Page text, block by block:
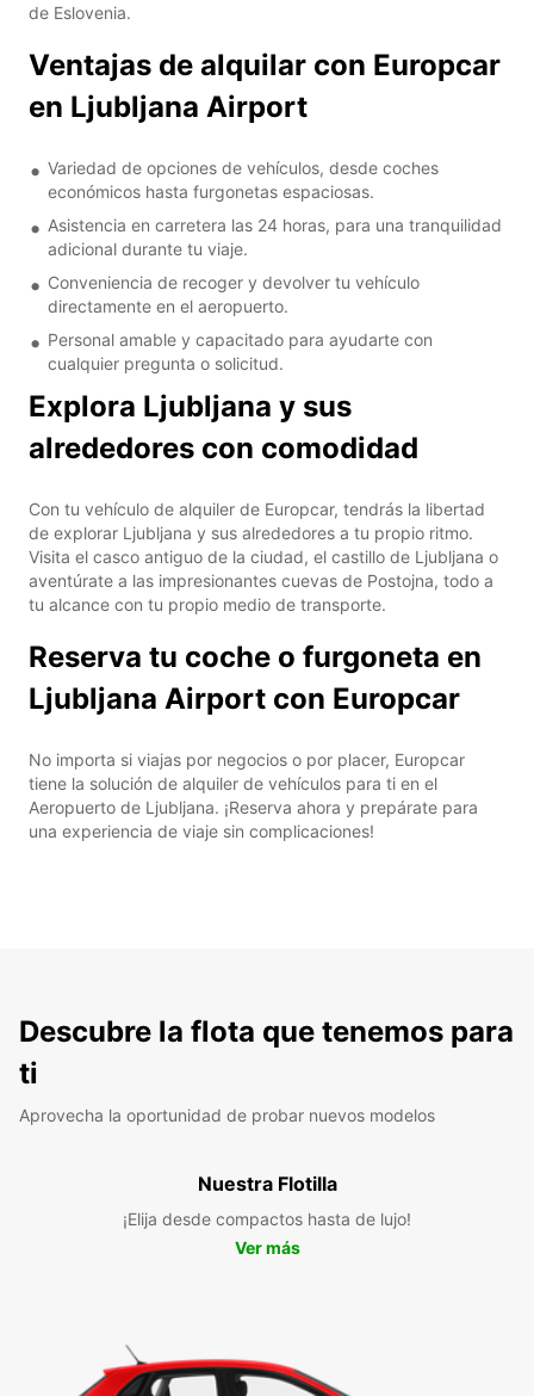
de Eslovenia.
Ventajas de alquilar con Europcar
en Ljubljana Airport
Variedad de opciones de vehículos, desde coches
económicos hasta furgonetas espaciosas.
Asistencia en carretera las 24 horas, para una tranquilidad
adicional durante tu viaje.
Conveniencia de recoger y devolver tu vehículo
directamente en el aeropuerto.
Personal amable y capacitado para ayudarte con
cualquier pregunta o solicitud.
Explora Ljubljana y sus
alrededores con comodidad
Con tu vehículo de alquiler de Europcar, tendrás la libertad
de explorar Ljubljana y sus alrededores a tu propio ritmo.
Visita el casco antiguo de la ciudad, el castillo de Ljubljana o
aventúrate a las impresionantes cuevas de Postojna, todo a
tu alcance con tu propio medio de transporte.
Reserva tu coche o furgoneta en
Ljubljana Airport con Europcar
No importa si viajas por negocios o por placer, Europcar
tiene la solución de alquiler de vehículos para ti en el
Aeropuerto de Ljubljana. ¡Reserva ahora y prepárate para
una experiencia de viaje sin complicaciones!
Descubre la flota que tenemos para
ti
Aprovecha la oportunidad de probar nuevos modelos
Nuestra Flotilla
¡Elija desde compactos hasta de lujo!
Ver más